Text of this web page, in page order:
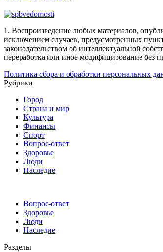
1. Воспроизведение любых материалов,
исключением случаев, предусмотренных
законодательством об интеллектуальной
переработка или иное модифицирование без
Политика сбора и обработки персональных
Рубрики
Город
Страна и мир
Культура
Финансы
Спорт
Вопрос-ответ
Здоровье
Люди
Наследие
Вопрос-ответ
Здоровье
Люди
Наследие
Разделы